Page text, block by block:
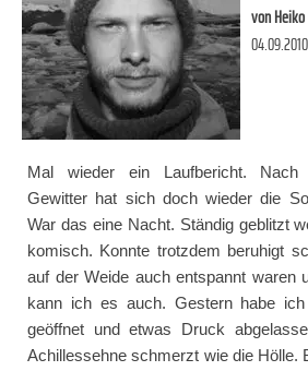
von
04.09.2010
Mal wieder ein Laufbericht. Nach
Gewitter hat sich doch wieder die
War das eine Nacht. Ständig geblitzt
komisch. Konnte trotzdem beruhigt
auf der Weide auch entspannt waren
kann ich es auch. Gestern habe
geöffnet und etwas Druck
Achillessehne schmerzt wie die Hölle.